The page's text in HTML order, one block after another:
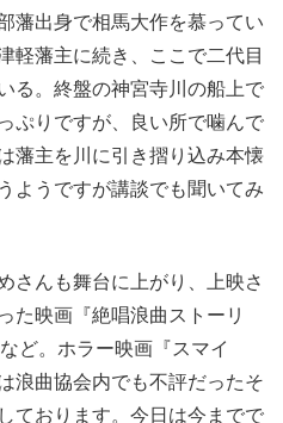
藩出身で相馬大作を慕ってい
軽藩主に続き、ここで二代目
る。終盤の神宮寺川の船上で
ぷりですが、良い所で噛んで
藩主を川に引き摺り込み本懐
ようですが講談でも聞いてみ
さんも舞台に上がり、上映さ
た映画『絶唱浪曲ストーリ
ど。ホラー映画『スマイ
浪曲協会内でも不評だったそ
ております。今日は今までで